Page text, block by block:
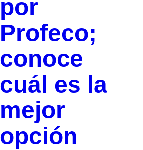
por
Profeco;
conoce
cuál es la
mejor
opción